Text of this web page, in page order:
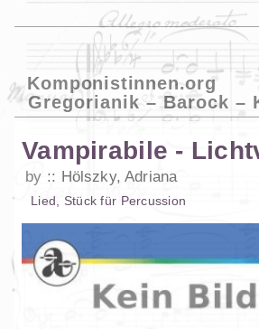
Komponistinnen.org
Gregorianik – Barock –
Vampirabile -
by Hölszky, Adriana
Lied Stück für Percussion